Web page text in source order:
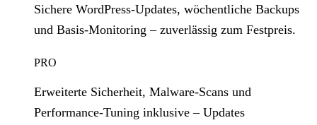
Sichere WordPress‑Updates, wöchentliche Backups
und Basis‑Monitoring – zuverlässig zum Festpreis.
PRO
Erweiterte Sicherheit, Malware‑Scans und
Performance‑Tuning inklusive – Updates